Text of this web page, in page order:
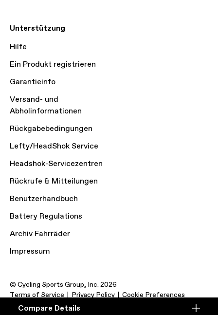
Compare Details
Unterstützung
Hilfe
Ein Produkt registrieren
Garantieinfo
Versand- und
Abholinformationen
Rückgabebedingungen
Lefty/HeadShok Service
Headshok-Servicezentren
Rückrufe & Mitteilungen
Benutzerhandbuch
Battery Regulations
Archiv Fahrräder
Impressum
© Cycling Sports Group, Inc. 2026
Terms of Service
Privacy Policy Cookie Preferences